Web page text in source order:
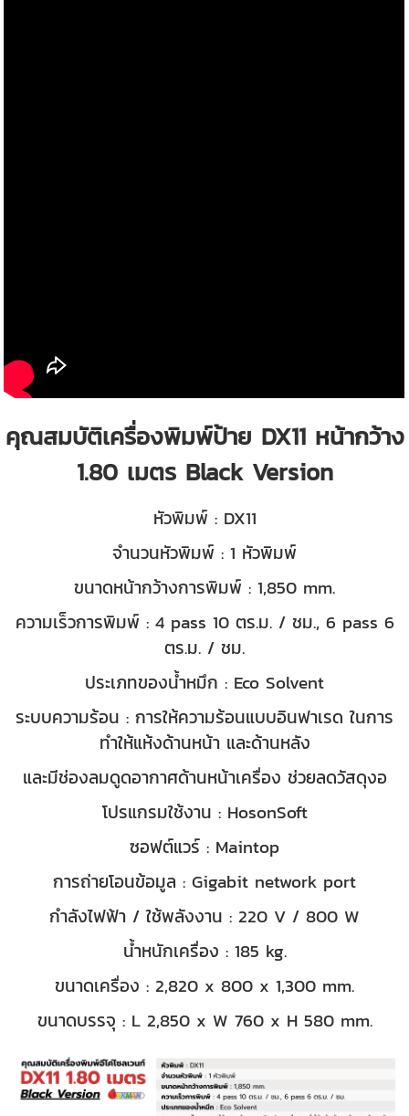
คุณสมบัติเครื่องพิมพ์ป้าย DX11 หน้ากว้าง
1.80 เมตร Black Version
หัวพิมพ์ : DX11
จำนวนหัวพิมพ์ : 1 หัวพิมพ์
ขนาดหน้ากว้างการพิมพ์ : 1,850 mm.
ความเร็วการพิมพ์ : 4 pass 10 ตร.ม. / ชม., 6 pass 6
ตร.ม. / ชม.
ประเภทของน้ำหมึก : Eco Solvent
ระบบความร้อน : การให้ความร้อนแบบอินฟาเรด ในการ
ทำให้แห้งด้านหน้า และด้านหลัง
และมีช่องลมดูดอากาศด้านหน้าเครื่อง ช่วยลดวัสดุงอ
โปรแกรมใช้งาน : HosonSoft
ซอฟต์แวร์ : Maintop
การถ่ายโอนข้อมูล : Gigabit network port
กำลังไฟฟ้า / ใช้พลังงาน : 220 V / 800 W
น้ำหนักเครื่อง : 185 kg.
ขนาดเครื่อง : 2,820 x 800 x 1,300 mm.
ขนาดบรรจุ : L 2,850 x W 760 x H 580 mm.